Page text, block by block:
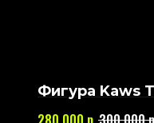
Фигура Kaws